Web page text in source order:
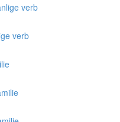
verb
verb